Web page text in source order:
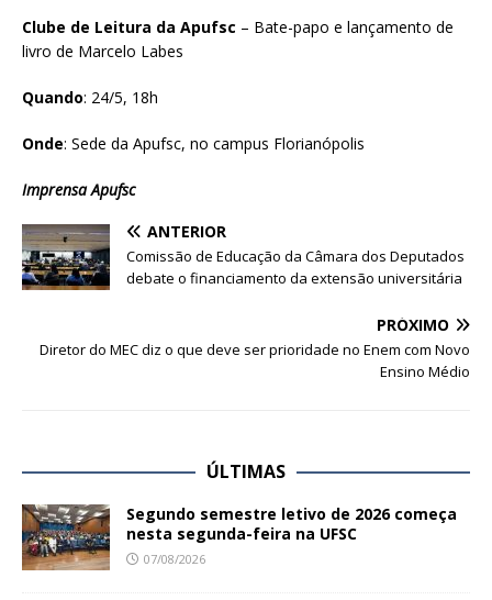
Clube de Leitura da Apufsc – Bate-papo e lançamento de
livro de Marcelo Labes
Quando: 24/5, 18h
Onde: Sede da Apufsc, no campus Florianópolis
Imprensa Apufsc
ANTERIOR
Comissão de Educação da Câmara dos Deputados
debate o financiamento da extensão universitária
PRÓXIMO
Diretor do MEC diz o que deve ser prioridade no Enem com Novo
Ensino Médio
ÚLTIMAS
Segundo semestre letivo de 2026 começa
nesta segunda-feira na UFSC
07/08/2026